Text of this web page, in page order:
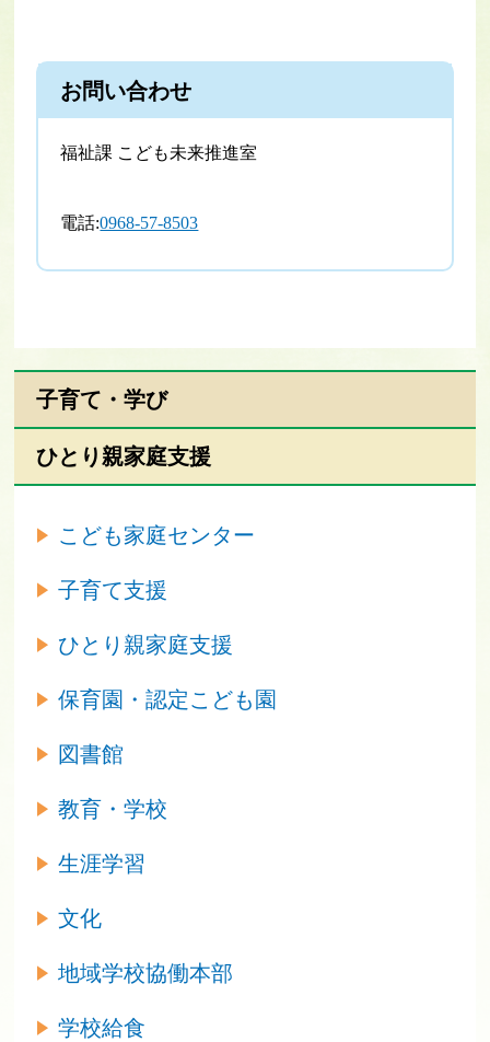
お問い合わせ
福祉課 こども未来推進室
電話:0968-57-8503
子育て・学び
ひとり親家庭支援
こども家庭センター
子育て支援
ひとり親家庭支援
保育園・認定こども園
図書館
教育・学校
生涯学習
文化
地域学校協働本部
学校給食